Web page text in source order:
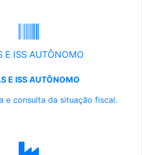
E ISS AUTÔNOMO
E ISS AUTÔNOMO
e consulta da situação fiscal.